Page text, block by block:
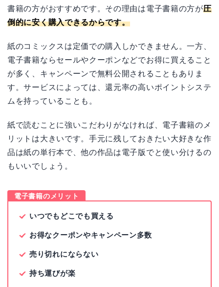
書籍の方がおすすめです。その理由は電子書籍の方が圧
倒的に安く購入できるからです。
紙のコミックスは定価での購入しかできません。一方、
電子書籍ならセールやクーポンなどでお得に買えること
が多く、キャンペーンで無料公開されることもありま
す。サービスによっては、還元率の高いポイントシステ
ムを持っていることも。
紙で読むことに強いこだわりがなければ、電子書籍のメ
リットは大きいです。手元に残しておきたい大好きな作
品は紙の単行本で、他の作品は電子版でと使い分けるの
もいいでしょう。
電子書籍のメリット
いつでもどこでも買える
お得なクーポンやキャンペーン多数
売り切れにならない
持ち運びが楽